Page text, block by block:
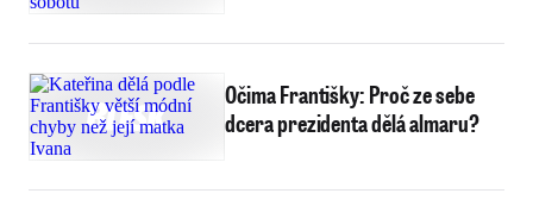
Očima Františky: Proč ze sebe
dcera prezidenta dělá almaru?